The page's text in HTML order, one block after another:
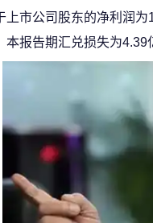
上市公司股东的净利润
本报告期汇兑损失为